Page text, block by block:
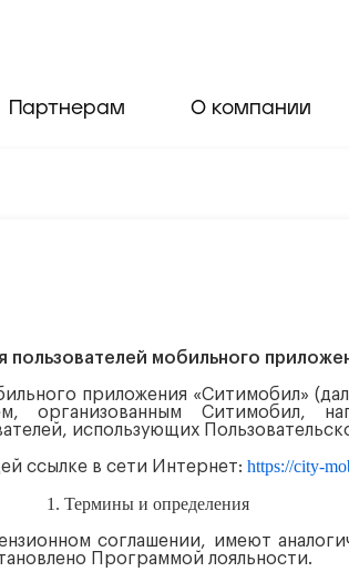
Партнерам О компании
пользователей мобильного
приложения «Ситимобил»
организованным Ситимобил,
использующих
ссылке в сети Интернет: https://city-
1. Термины и определения
соглашении, имеют
Программой лояльности.